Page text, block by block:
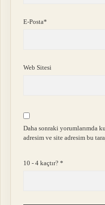
E-Posta*
Web Sitesi
Daha sonraki yorumlarımda
adresim ve site adresim bu
10 - 4 kaçtır?*